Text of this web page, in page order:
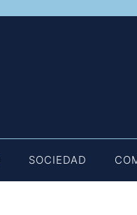
SOCIEDAD